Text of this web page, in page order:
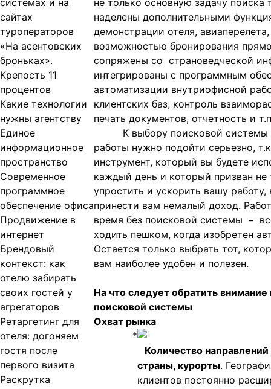
системах и на
сайтах
туроператоров
«На асентовских
броньках».
Крепость 11
процентов
Какие технологии
нужны агентству
Единое
информационное
пространство
Современное
программное
обеспечение офиса
Продвижение в
интернет
Брендовый
контекст: как
отелю забирать
своих гостей у
агрегаторов
Ретаргетинг для
отеля: догоняем
гостя после
первого визита
Раскрутка
не только основную задачу поиска
наделены дополнительными
демонстрации отеля, авиаперелета,
возможностью бронирования
сопряжены со страноведческой
интегрированы с программным
автоматизации внутриофисной
клиентских баз, контроль
печать документов, отчетность и
К выбору поисковой системы
работы нужно подойти серьезно,
инструмент, который вы будете
каждый день и который призван не
упростить и ускорить вашу работу,
принести вам немалый доход.
время без поисковой системы –
ходить пешком, когда изобретен
Остается только выбрать тот,
вам наиболее удобен и полезен.
На что следует обратить
поисковой системы
Охват рынка
Количество
страны, курорты.
клиентов постоянно